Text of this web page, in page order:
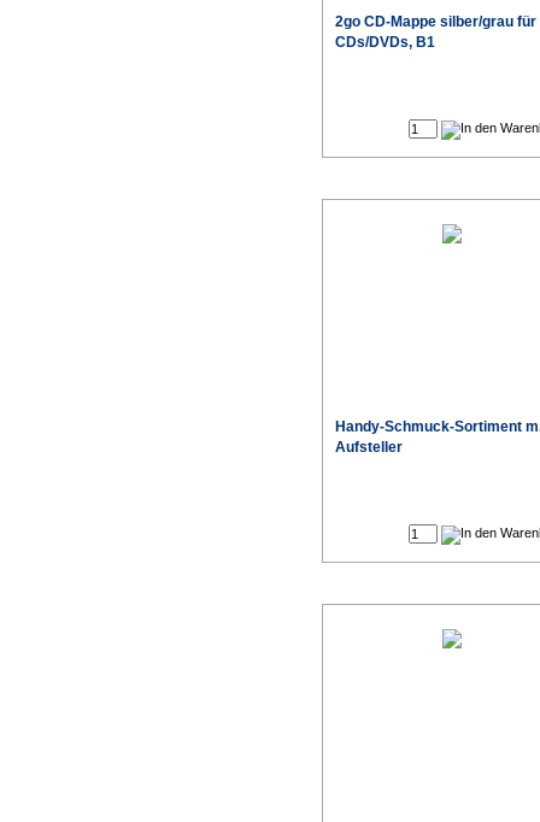
2go CD-Mappe silber/grau für
CDs/DVDs, B1
Handy-Schmuck-Sortiment
Aufsteller